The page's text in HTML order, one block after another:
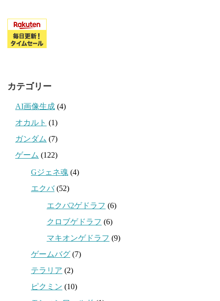
カテゴリー
AI画像生成 (4)
オカルト (1)
ガンダム (7)
ゲーム (122)
Gジェネ魂 (4)
エクバ(52)
エクバ2ゲドラフ (6)
クロブゲドラフ (6)
マキオンゲドラフ (9)
ゲームバグ (7)
テラリア (2)
ピクミン (10)